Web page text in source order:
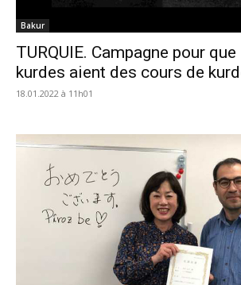
Bakur
TURQUIE. Campagne pour
kurdes aient des cours de
18.01.2022 à 11h01